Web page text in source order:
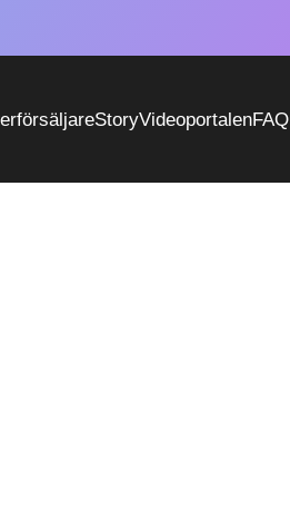
StoryVideoportalenFAQ